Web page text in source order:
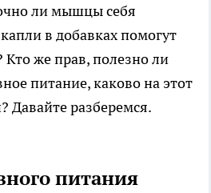
ли мышцы себя
в добавках помогут
же прав, полезно ли
питание, каково на этот
Давайте разберемся.
питания